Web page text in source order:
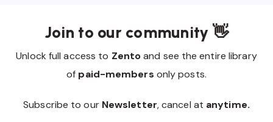
Join to our community 👋
Unlock full access to Zentoand see the entire library
of paid-members only posts.
Subscribe to our Newsletter, cancel at anytime.